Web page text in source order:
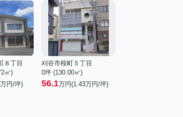
８丁目
㎡)
万円/坪)
刈谷市桜町５丁目
0坪 (130.00㎡)
56.1万円(1.43万円/坪)